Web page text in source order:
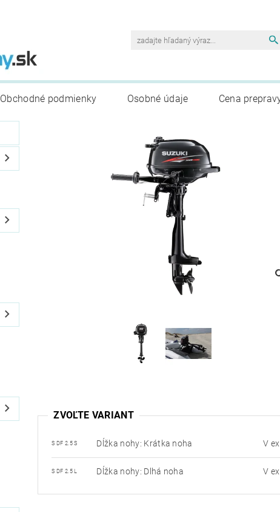
Obchodné podmienky Osobné údaje Cena
ZVOĽTE VARIANT
S DF 2.5 S Dĺžka nohy: Krátka noha V
S DF 2.5 L Dĺžka nohy: Dlhá noha V